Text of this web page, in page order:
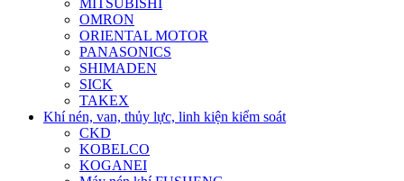
OMRON
ORIENTAL MOTOR
PANASONICS
SHIMADEN
SICK
TAKEX
Khí nén, van, thủy lực, linh kiện kiểm soát
CKD
KOBELCO
KOGANEI